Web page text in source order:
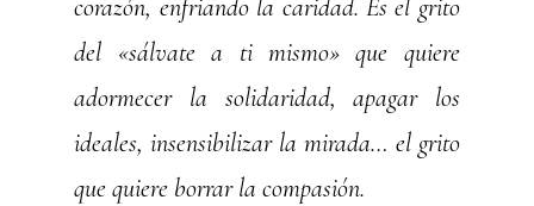
corazón, enfriando la caridad. Es el grito
del «sálvate a ti mismo» que quiere
adormecer la solidaridad, apagar los
ideales, insensibilizar la mirada… el grito
que quiere borrar la compasión.